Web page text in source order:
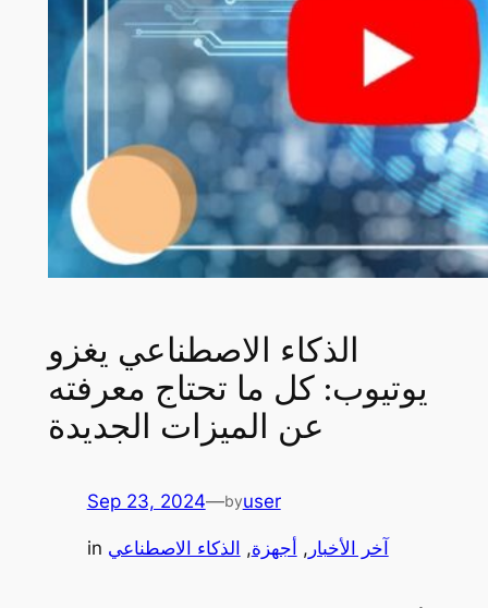
الذكاء الاصطناعي يغزو
يوتيوب: كل ما تحتاج معرفته
عن الميزات الجديدة
Sep 23, 2024—byuser
in آخر الأخبار , أجهزة, الذكاء الاصطناعي